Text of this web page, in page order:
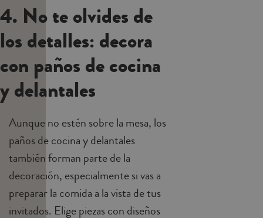
4. No te olvides de
los detalles: decora
con paños de cocina
y delantales
Aunque no estén sobre la mesa, los
paños de cocinaydelantales
también forman parte de la
decoración, especialmente si vas a
preparar la comida a la vista de tus
invitados. Elige piezas con diseños